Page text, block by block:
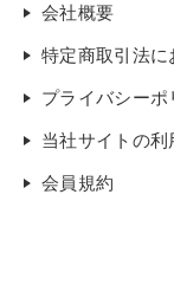
会社概要
特定商取引法
プライバシーポ
当社サイトの利
会員規約